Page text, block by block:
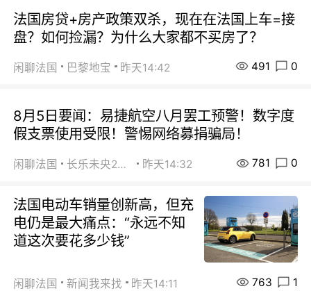
法国房贷+房产政策双杀，现在在法国上车=接
盘？如何捡漏？为什么大家都不买房了？
闲聊法国 巴黎地宝 昨天14:42 491 0
8月5日要闻：易捷航空八月罢工预警！数字度
假支票使用受限！警惕网络募捐骗局！
闲聊法国 长乐未央2015 昨天14:32 781 0
法国电动车销量创新高，但充
电仍是最大痛点：“永远不知
道这次要花多少钱”
闲聊法国 新闻我来找 昨天14:11 763 1